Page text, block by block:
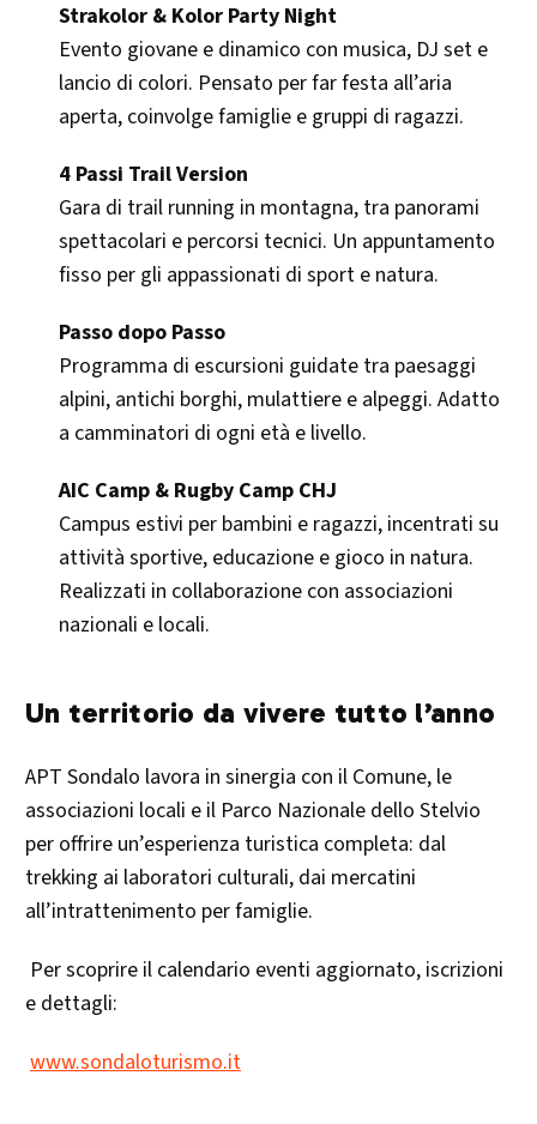
Strakolor & Kolor Party Night
Evento giovane e dinamico con musica, DJ set e
lancio di colori. Pensato per far festa all’aria
aperta, coinvolge famiglie e gruppi di ragazzi.
4 Passi Trail Version
Gara di trail running in montagna, tra panorami
spettacolari e percorsi tecnici. Un appuntamento
fisso per gli appassionati di sport e natura.
Passo dopo Passo
Programma di escursioni guidate tra paesaggi
alpini, antichi borghi, mulattiere e alpeggi. Adatto
a camminatori di ogni età e livello.
AIC Camp & Rugby Camp CHJ
Campus estivi per bambini e ragazzi, incentrati su
attività sportive, educazione e gioco in natura.
Realizzati in collaborazione con associazioni
nazionali e locali.
Un territorio da vivere tutto l’anno
APT Sondalo lavora in sinergia con il Comune, le
associazioni locali e il Parco Nazionale dello Stelvio
per offrire un’esperienza turistica completa: dal
trekking ai laboratori culturali, dai mercatini
all’intrattenimento per famiglie.
Per scoprire il calendario eventi aggiornato, iscrizioni
e dettagli:
www.sondaloturismo.it